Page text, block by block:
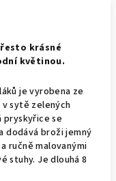
krásné
květinou.
je vyrobena ze
sytě zelených
se
dodává broži jemný
ručně malovanými
stuhy. Je dlouhá 8